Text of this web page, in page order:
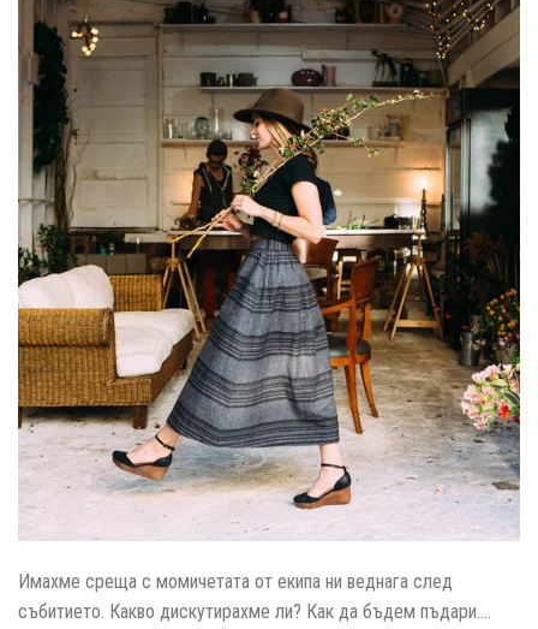
Имахме среща с момичетата от екипа ни веднага след
събитието. Какво дискутирахме ли? Как да бъдем пъдари….